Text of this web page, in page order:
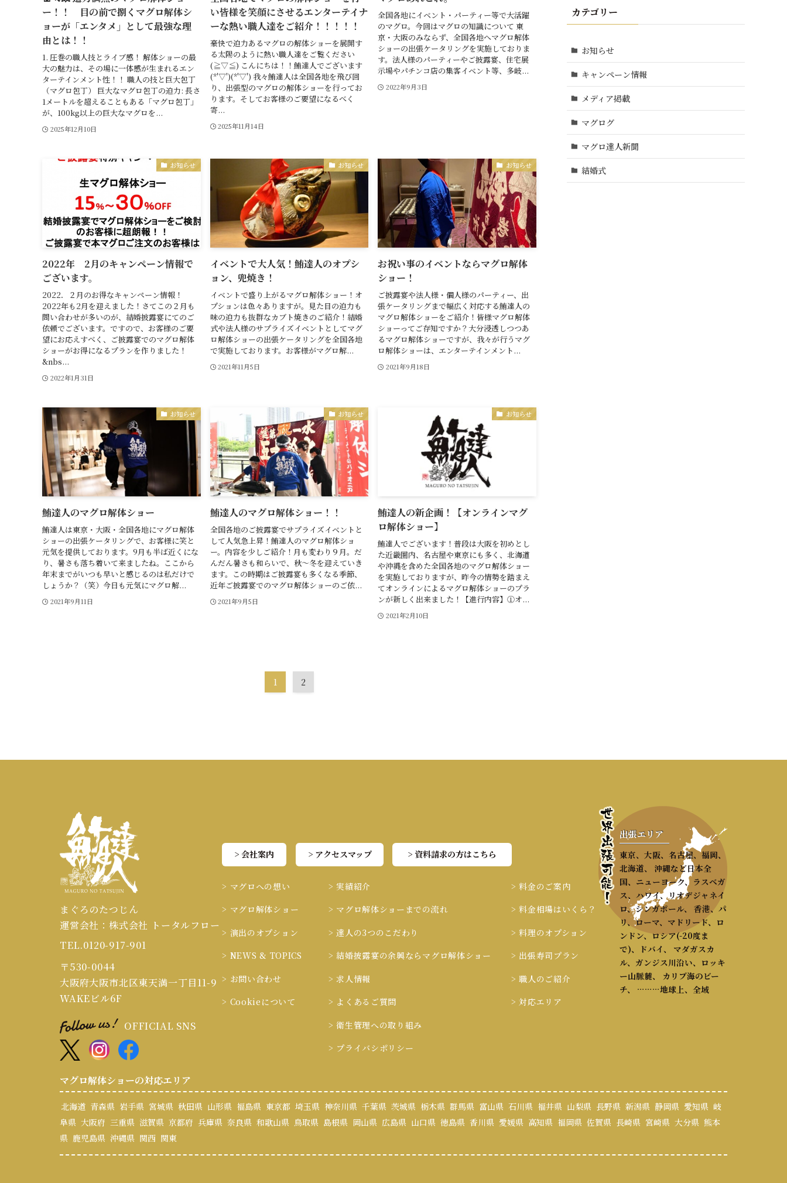
ー！！ 目の前で捌くマグロ解体シ
ョーが「エンタメ」として最強な理
由とは！！
1. 圧巻の職人技とライブ感！ 解体ショーの最
大の魅力は、その場に一体感が生まれるエン
ターテインメント性！！ 職人の技と巨大包丁
（マグロ包丁） 巨大なマグロ包丁の迫力: 長さ
1メートルを超えることもある「マグロ包丁」
が、100kg以上の巨大なマグロを...
2025年12月10日
い皆様を笑顔にさせるエンターテイナ
ーな熱い職人達をご紹介！！！！！
豪快で迫力あるマグロの解体ショーを展開す
る太陽のように熱い職人達をご覧ください
(≧▽≦) こんにちは！！鮪達人でございます
(*'▽')(*'▽') 我々鮪達人は全国各地を飛び回
り、出張型のマグロの解体ショーを行ってお
ります。そしてお客様のご要望になるべく
寄...
2025年11月14日
全国各地にイベント・パーティー等で大活躍
のマグロ。今回はマグロの知識について 東
京・大阪のみならず、全国各地へマグロ解体
ショーの出張ケータリングを実施しておりま
す。法人様のパーティーやご披露宴、住宅展
示場やパチンコ店の集客イベント等、多岐...
2022年9月3日
お知らせ
2022年 2月のキャンペーン情報で
ございます。
2022．２月のお得なキャンペーン情報！
2022年も2月を迎えました！さてこの２月も
問い合わせが多いのが、結婚披露宴にてのご
依頼でございます。ですので、お客様のご要
望にお応えすべく、ご披露宴でのマグロ解体
ショーがお得になるプランを作りました！
&nbs...
2022年1月31日
お知らせ
イベントで大人気！鮪達人のオプシ
ョン、兜焼き！
イベントで盛り上がるマグロ解体ショー！オ
プションは色々ありますが。見た目の迫力も
味の迫力も抜群なカブト焼きのご紹介！結婚
式や法人様のサプライズイベントとしてマグ
ロ解体ショーの出張ケータリングを全国各地
で実施しております。お客様がマグロ解...
2021年11月5日
お知らせ
お祝い事のイベントならマグロ解体
ショー！
ご披露宴や法人様・個人様のパーティー、出
張ケータリングまで幅広く対応する鮪達人の
マグロ解体ショーをご紹介！皆様マグロ解体
ショーってご存知ですか？大分浸透しつつあ
るマグロ解体ショーですが、我々が行うマグ
ロ解体ショーは、エンターテインメント...
2021年9月18日
お知らせ
鮪達人のマグロ解体ショー
鮪達人は東京・大阪・全国各地にマグロ解体
ショーの出張ケータリングで、お客様に笑と
元気を提供しております。9月も半ば近くにな
り、暑さも落ち着いて来ましたね。ここから
年末までがいつも早いと感じるのは私だけで
しょうか？（笑）今日も元気にマグロ解...
2021年9月11日
お知らせ
鮪達人のマグロ解体ショー！！
全国各地のご披露宴でサプライズイベントと
して人気急上昇！鮪達人のマグロ解体ショ
ー。内容を少しご紹介！月も変わり９月。だ
んだん暑さも和らいで、秋～冬を迎えていき
ます。この時期はご披露宴も多くなる季節、
近年ご披露宴でのマグロ解体ショーのご依...
2021年9月5日
お知らせ
鮪達人の新企画！【オンラインマグ
ロ解体ショー】
鮪達人でございます！普段は大阪を初めとし
た近畿圏内、名古屋や東京にも多く、北海道
や沖縄を含めた全国各地のマグロ解体ショー
を実施しておりますが、昨今の情勢を踏まえ
てオンラインによるマグロ解体ショーのプラ
ンが新しく出来ました！【進行内容】①オ...
2021年2月10日
1 2
カテゴリー
お知らせ
キャンペーン情報
メディア掲載
マグログ
マグロ達人新聞
結婚式
まぐろのたつじん
運営会社：株式会社 トータルフロー
TEL.0120-917-901
〒530-0044
大阪府大阪市北区東天満一丁目11-9
WAKEビル6F
OFFICIAL SNS
> 会社案内 > アクセスマップ > 資料請求の方はこちら
> マグロへの想い
> マグロ解体ショー
> 演出のオプション
> NEWS & TOPICS
> お問い合わせ
> Cookieについて
> 実績紹介
> マグロ解体ショーまでの流れ
> 達人の3つのこだわり
> 結婚披露宴の余興ならマグロ解体ショー
> 求人情報
> よくあるご質問
> 衛生管理への取り組み
> プライバシポリシー
> 料金のご案内
> 料金相場はいくら？
> 料理のオプション
> 出張寿司プラン
> 職人のご紹介
> 対応エリア
出張エリア
東京、大阪、名古屋、福岡、
北海道、 沖縄など日本全
国、ニューヨーク、ラスベガ
ス、ハワイ、リオデジャネイ
ロ、シンガポール、 香港、パ
リ、ローマ、マドリード、ロ
ンドン、ロシア(-20度ま
で)、ドバイ、 マダガスカ
ル、ガンジス川沿い、ロッキ
ー山脈麓、 カリブ海のビー
チ、 ………地球上、全域
マグロ解体ショーの対応エリア
北海道 青森県 岩手県 宮城県 秋田県 山形県 福島県 東京都 埼玉県 神奈川県 千葉県 茨城県 栃木県 群馬県 富山県 石川県 福井県 山梨県 長野県 新潟県 静岡県 愛知県 岐
阜県 大阪府 三重県 滋賀県 京都府 兵庫県 奈良県 和歌山県 鳥取県 島根県 岡山県 広島県 山口県 徳島県 香川県 愛媛県 高知県 福岡県 佐賀県 長崎県 宮崎県 大分県 熊本
県 鹿児島県 沖縄県 関西 関東